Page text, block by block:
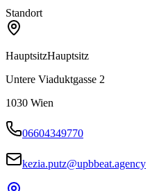
Standort
HauptsitzHauptsitz
Untere Viaduktgasse 2
1030 Wien
06604349770
kezia.putz@upbbeat.agency